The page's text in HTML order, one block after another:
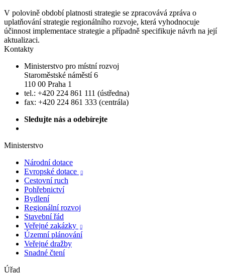
V polovině období platnosti strategie se zpracovává zpráva o
uplatňování strategie regionálního rozvoje, která vyhodnocuje
účinnost implementace strategie a případně specifikuje návrh na její
aktualizaci.
Kontakty
Ministerstvo pro místní rozvoj
Staroměstské náměstí 6
110 00 Praha 1
tel.: +420 224 861 111 (ústředna)
fax: +420 224 861 333 (centrála)
Sledujte nás a odebírejte
Ministerstvo
Národní dotace
Evropské dotace

Cestovní ruch
Pohřebnictví
Bydlení
Regionální rozvoj
Stavební řád
Veřejné zakázky

Územní plánování
Veřejné dražby
Snadné čtení
Úřad